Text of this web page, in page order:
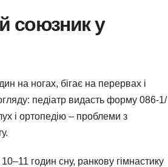
союзник у
на ногах, бігає на перервах і
педіатр видасть форму 086-1/
і ортопедію – проблеми з
годин сну, ранкову гімнастику